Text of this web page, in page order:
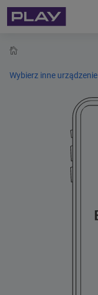
Wybierz inne urządzenie